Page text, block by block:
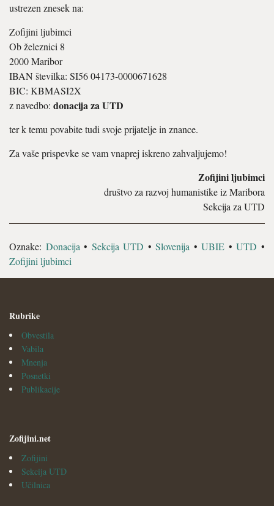
ustrezen znesek na:
Zofijini ljubimci
Ob železnici 8
2000 Maribor
IBAN številka: SI56 04173-0000671628
BIC: KBMASI2X
z navedbo: donacija za UTD
ter k temu povabite tudi svoje prijatelje in znance.
Za vaše prispevke se vam vnaprej iskreno zahvaljujemo!
Zofijini ljubimci
društvo za razvoj humanistike iz Maribora
Sekcija za UTD
Oznake: Donacija • Sekcija UTD •Slovenija •UBIE •UTD •
Zofijini ljubimci
Rubrike
Obvestila
Vabila
Mnenja
Posnetki
Publikacije
Zofijini.net
Zofijini
Sekcija UTD
Učilnica